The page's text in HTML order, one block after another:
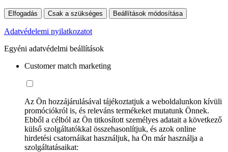
Elfogadás Csak a szükséges Beállítások módosítása
Adatvédelemi nyilatkozatot
Egyéni adatvédelmi beállítások
Customer match marketing
Az Ön hozzájárulásával tájékoztatjuk a weboldalunkon kívüli
promóciókról is, és releváns termékeket mutatunk Önnek.
Ebből a célból az Ön titkosított személyes adatait a következő
külső szolgáltatókkal összehasonlítjuk, és azok online
hirdetési csatornáikat használjuk, ha Ön már használja a
szolgáltatásaikat: